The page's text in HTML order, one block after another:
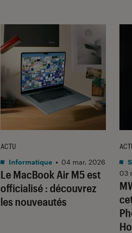
Le MacBook Air M5 est
officialisé : découvrez
les nouveautés
ACTU
Informatique • 04 mar. 2026
03